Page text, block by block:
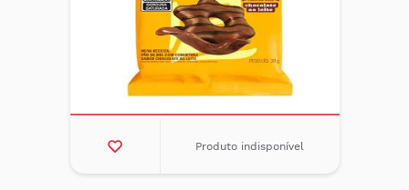
Produto indisponível